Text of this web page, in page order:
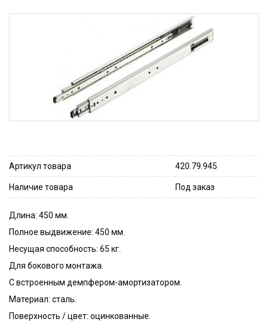
Артикул товара 420.79.945
Наличие товара Под заказ
Длина: 450 мм.
Полное выдвижение: 450 мм.
Несущая способность: 65 кг.
Для бокового монтажа.
С встроенным демпфером-амортизатором.
Материал: сталь.
Поверхность / цвет: оцинкованные.